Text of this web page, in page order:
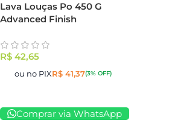
Lava Louças Po 450 G
Advanced Finish
R$ 42,65
ou no PIXR$ 41,37(3% OFF)
Comprar via WhatsApp